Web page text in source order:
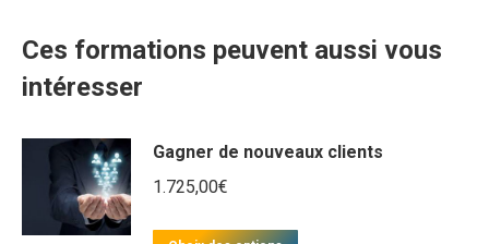
Ces formations peuvent aussi vous
intéresser
Gagner de nouveaux clients
1.725,00€